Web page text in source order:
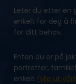
Leter du etter en
enkelt for deg å
for ditt behov.
Enten du er på
portretter,
enkelt fylle ut